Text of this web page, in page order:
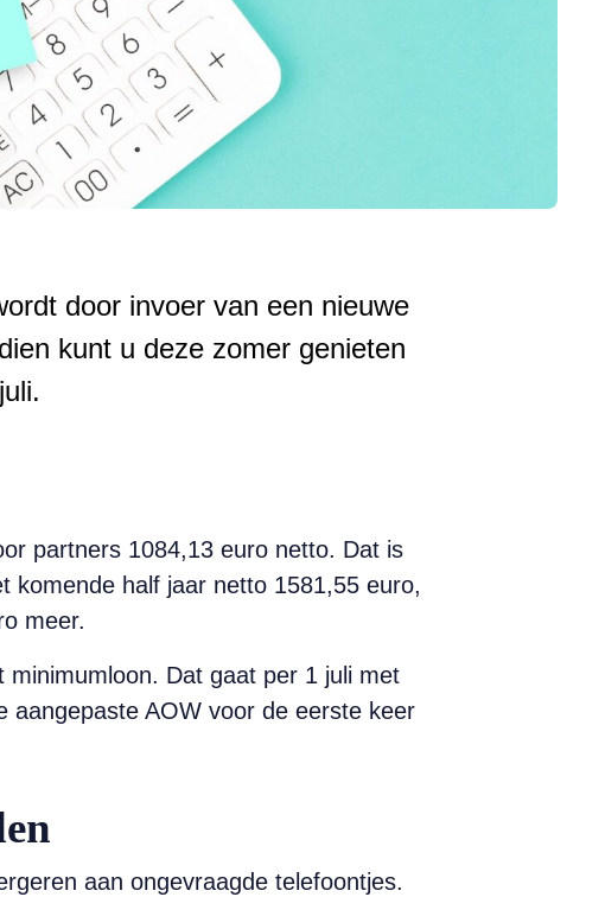
door invoer van een nieuwe
kunt u deze zomer genieten
partners 1084,13 euro netto. Dat is
komende half jaar netto 1581,55 euro,
meer.
Dat gaat per 1 juli met
aangepaste AOW voor de eerste keer
aan ongevraagde telefoontjes.